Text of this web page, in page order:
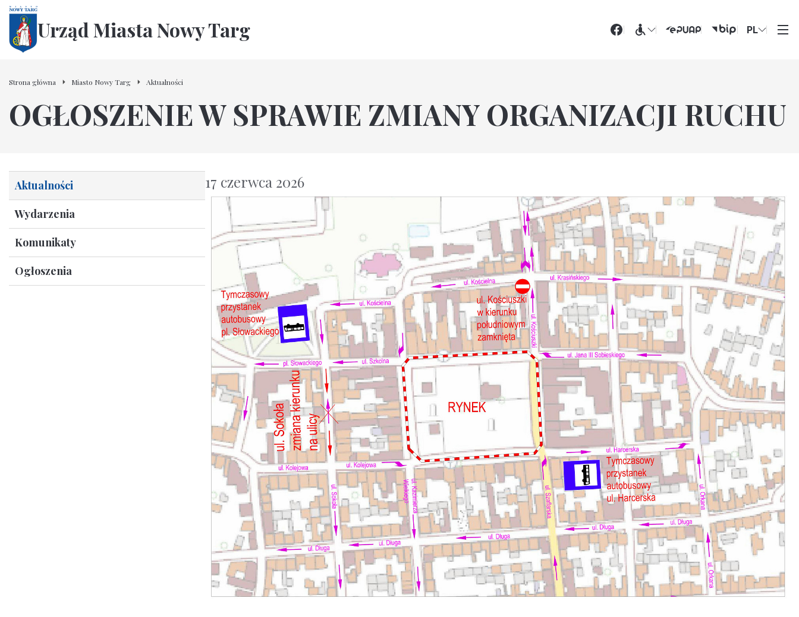
Urząd Miasta Nowy Targ PL
Strona główna Miasto Nowy Targ Aktualności
OGŁOSZENIE W SPRAWIE ZMIANY ORGANIZACJI RUCHU
Aktualności
Wydarzenia
Komunikaty
Ogłoszenia
17 czerwca 2026